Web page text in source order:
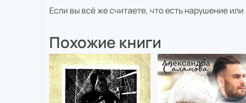
Если вы всё же считаете, что есть нарушение
Похожие книги